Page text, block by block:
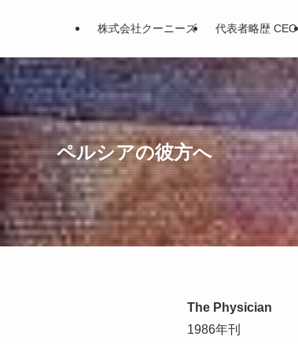
株式会社クーニーズ 代表者略歴 CEO
ペルシアの彼方へ
The Physician
1986年刊